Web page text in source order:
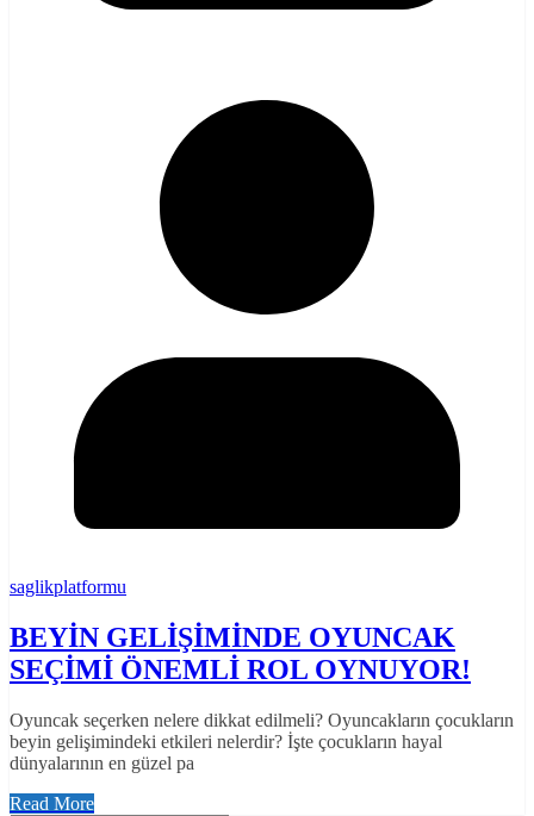
saglikplatformu
BEYİN GELİŞİMİNDE OYUNCAK
SEÇİMİ ÖNEMLİ ROL OYNUYOR!
Oyuncak seçerken nelere dikkat edilmeli? Oyuncakların çocukların
beyin gelişimindeki etkileri nelerdir? İşte çocukların hayal
dünyalarının en güzel pa
Read More